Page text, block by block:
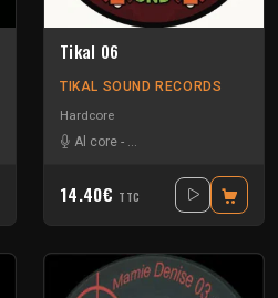
Tikal 06
TIKAL SOUND RECORDS
Hardcore
Al core - Ben Chantier Mobile
14.40€ TTC